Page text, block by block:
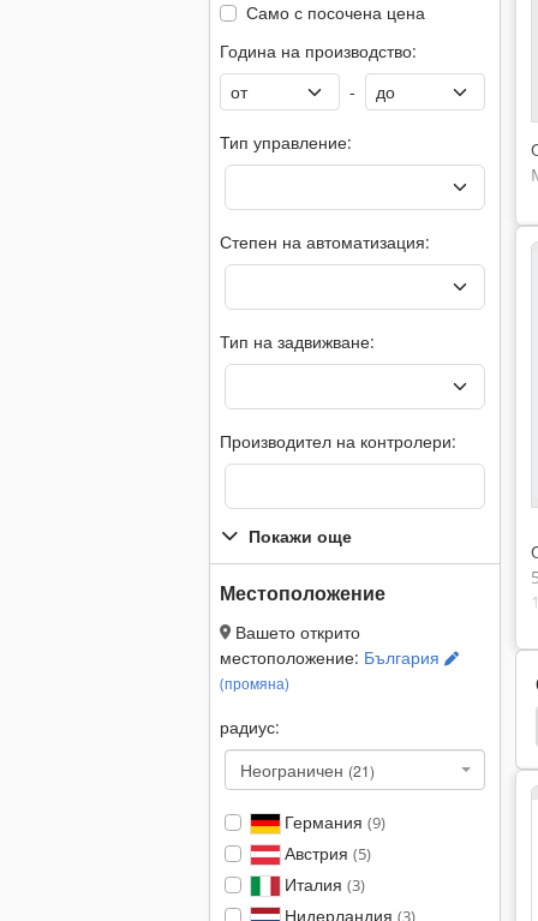
Само с посочена цена
Година на производство:
-
Тип управление:
Степен на автоматизация:
Тип на задвижване:
Производител на контролери:
Покажи още
Местоположение
Вашето открито
местоположение: България
(промяна)
радиус:
Неограничен (21)
Германия (9)
Австрия (5)
Италия (3)
Нидерландия (3)
Хидравлична Машина